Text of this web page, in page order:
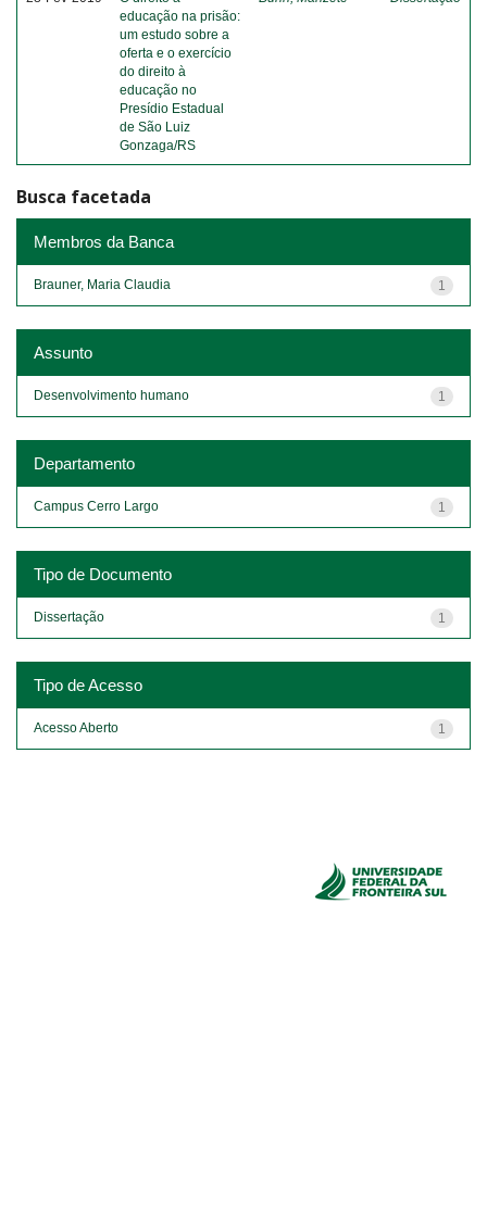
educação na prisão:
um estudo sobre a
oferta e o exercício
do direito à
educação no
Presídio Estadual
de São Luiz
Gonzaga/RS
Busca facetada
Membros da Banca
1
Brauner, Maria Claudia
Assunto
1
Desenvolvimento humano
Departamento
1
Campus Cerro Largo
Tipo de Documento
1
Dissertação
Tipo de Acesso
1
Acesso Aberto